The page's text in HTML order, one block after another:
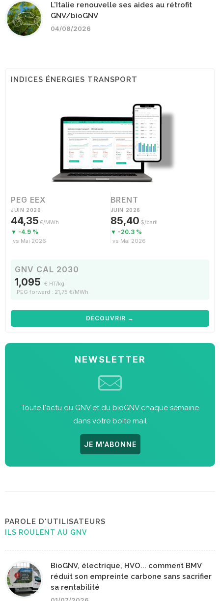
L'Italie renouvelle ses aides au rétrofit
GNV/bioGNV
04/08/2026
INDICES ÉNERGIES TRANSPORT
PEG EEX
JUIN 2026
44,35 €/MWh
▼ -4.9 %
vs Mai 2026
BRENT
JUIN 2026
85,40 $/baril
▼ -20.3 %
vs Mai 2026
GNV CAL 2030
1,095 € HT/kg
PEG forward : 21,75 €/MWh
DÉCOUVRIR →
NEWSLETTER
Toute l'actu du GNV et du bioGNV chaque semaine
dans votre boite mail
JE M'ABONNE
PAROLE D'UTILISATEURS
ILS ROULENT AU GNV
BioGNV, électrique, HVO... comment BMV
réduit son empreinte carbone sans sacrifier
sa rentabilité